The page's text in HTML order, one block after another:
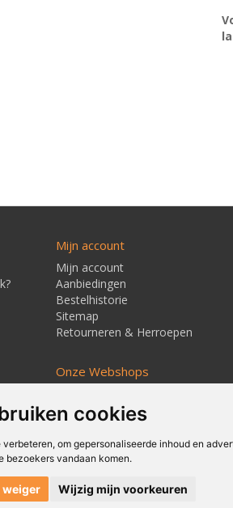
cookies
om gepersonaliseerde inhoud en
bezoekers vandaan komen.
weiger Wijzig mijn voorkeuren
Mijn account
Mijn account
Aanbiedingen
Bestelhistorie
Sitemap
Retourneren & Herroepen
Onze Webshops
Techmagshop.nl
DEvuurwerkhandel.nl
Vuurwerkstaffel.nl